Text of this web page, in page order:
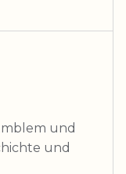
und
und